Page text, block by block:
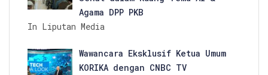
Agama DPP PKB
In Liputan Media
Wawancara Eksklusif Ketua Umum
KORIKA dengan CNBC TV